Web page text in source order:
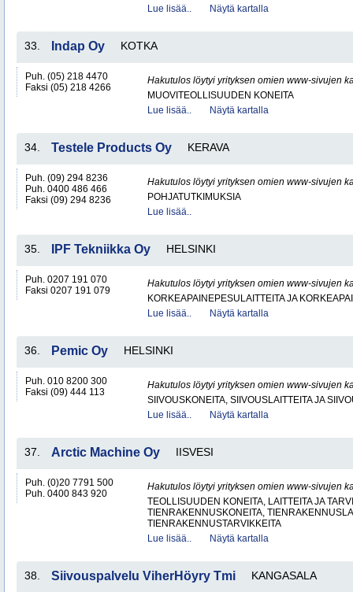
Lue lisää..
Näytä kartalla
33. Indap Oy KOTKA
Puh. (05) 218 4470
Faksi (05) 218 4266
Hakutulos löytyi yrityksen omien www-sivujen
MUOVITEOLLISUUDEN KONEITA
Lue lisää..
Näytä kartalla
34. Testele Products Oy KERAVA
Puh. (09) 294 8236
Puh. 0400 486 466
Faksi (09) 294 8236
Hakutulos löytyi yrityksen omien www-sivujen
POHJATUTKIMUKSIA
Lue lisää..
35. IPF Tekniikka Oy HELSINKI
Puh. 0207 191 070
Faksi 0207 191 079
Hakutulos löytyi yrityksen omien www-sivujen
KORKEAPAINEPESULAITTEITA JA
Lue lisää..
Näytä kartalla
36. Pemic Oy HELSINKI
Puh. 010 8200 300
Faksi (09) 444 113
Hakutulos löytyi yrityksen omien www-sivujen
SIIVOUSKONEITA, SIIVOUSLAITTEITA JA
Lue lisää..
Näytä kartalla
37. Arctic Machine Oy IISVESI
Puh. (0)20 7791 500
Puh. 0400 843 920
Hakutulos löytyi yrityksen omien www-sivujen
TEOLLISUUDEN KONEITA, LAITTEITA JA
TIENRAKENNUSKONEITA,
TIENRAKENNUSTARVIKKEITA
Lue lisää..
Näytä kartalla
38. Siivouspalvelu ViherHöyry Tmi KANGASALA